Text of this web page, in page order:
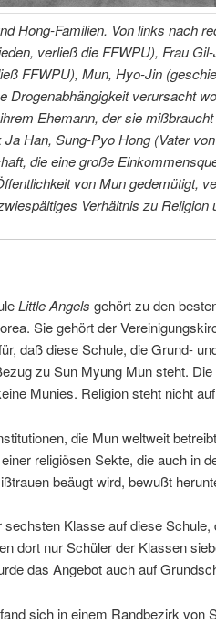
Hong-Familien. Von links nach
verließ die FFWPU), Frau
FFWPU), Mun, Hyo-Jin
Drogenabhängigkeit verursacht
Ehemann, der sie
Han, Sung-Pyo Hong (Vater
die eine große
von Mun gedemütigt,
Verhältnis zu
Little Angels gehört zu den
Sie gehört der
daß diese Schule, die Grund-
zu Sun Myung Mun steht.
Munies. Religion steht nicht
die Mun weltweit
religiösen Sekte, die auch in
beäugt wird, bewußt
sechsten Klasse auf diese
dort nur Schüler der Klassen
das Angebot auch auf
sich in einem Randbezirk von